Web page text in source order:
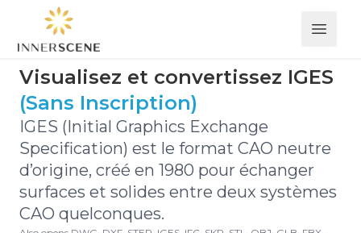
Open
Visualisez et convertissez IGES
(Sans Inscription)
IGES (Initial Graphics Exchange
Specification) est le format CAO neutre
d’origine, créé en 1980 pour échanger
surfaces et solides entre deux systèmes
CAO quelconques.